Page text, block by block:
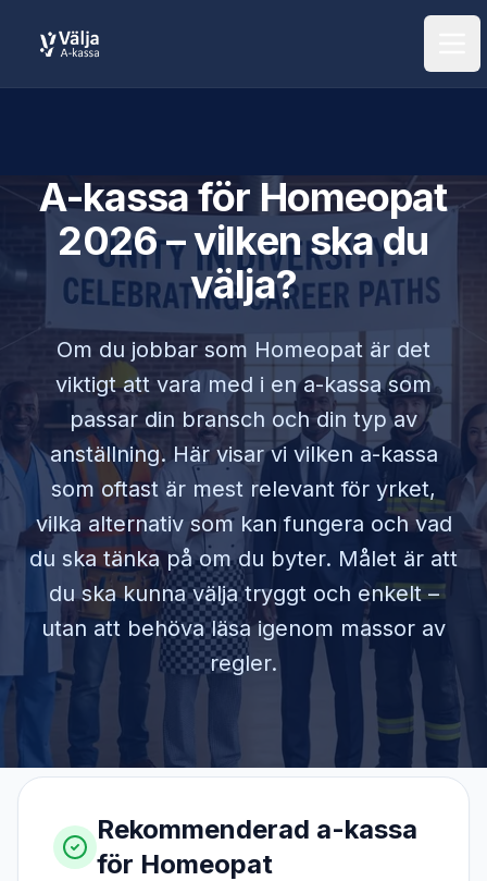
A-kassa för Homeopat
2026 – vilken ska du
välja?
Om du jobbar som Homeopat är det
viktigt att vara med i en a-kassa som
passar din bransch och din typ av
anställning. Här visar vi vilken a-kassa
som oftast är mest relevant för yrket,
vilka alternativ som kan fungera och vad
du ska tänka på om du byter. Målet är att
du ska kunna välja tryggt och enkelt –
utan att behöva läsa igenom massor av
regler.
Rekommenderad a-kassa
för Homeopat